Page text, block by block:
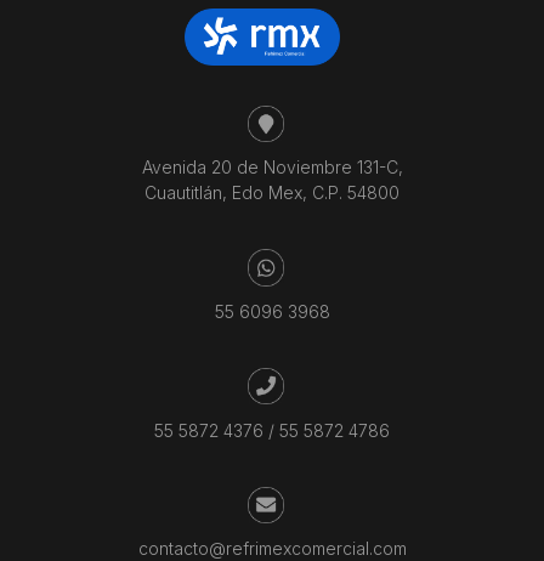
Avenida 20 de Noviembre 131-C,
Cuautitlán, Edo Mex, C.P. 54800
55 6096 3968
55 5872 4376 / 55 5872 4786
contacto@refrimexcomercial.com